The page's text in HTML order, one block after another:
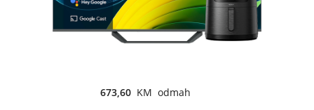
673,60 KM odmah